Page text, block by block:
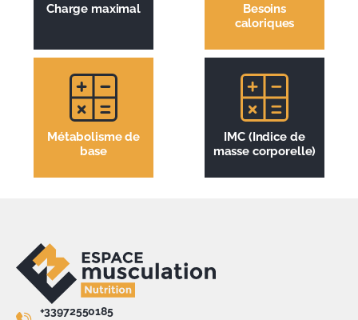
Charge maximal
Besoins
caloriques
Métabolisme de
base
IMC (Indice de
masse corporelle)
+33972550185